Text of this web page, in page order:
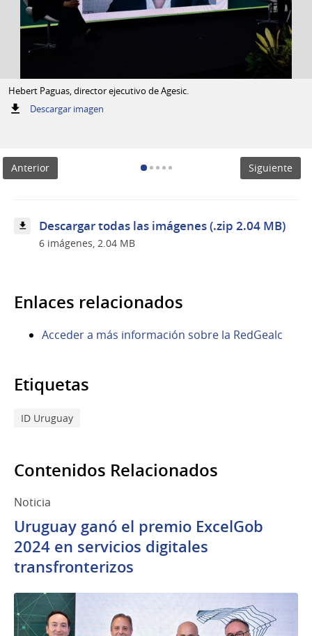
Hebert Paguas, director ejecutivo de Agesic.
Descargar imagen:
Anterior Siguiente
Descargar todas las imágenes (.zip 2.04 MB)
6 imágenes, 2.04 MB
Enlaces relacionados
Acceder a más información sobre la RedGealc
Etiquetas
ID Uruguay
Contenidos Relacionados
Noticia
Uruguay ganó el premio ExcelGob
2024 en servicios digitales
transfronterizos